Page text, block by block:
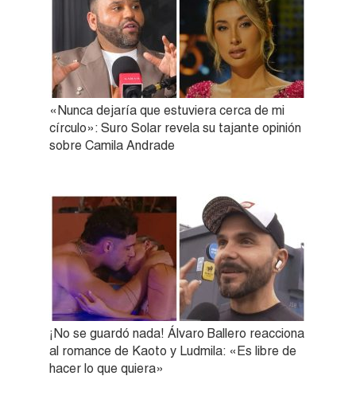
«Nunca dejaría que estuviera cerca de mi
círculo»: Suro Solar revela su tajante opinión
sobre Camila Andrade
¡No se guardó nada! Álvaro Ballero reacciona
al romance de Kaoto y Ludmila: «Es libre de
hacer lo que quiera»